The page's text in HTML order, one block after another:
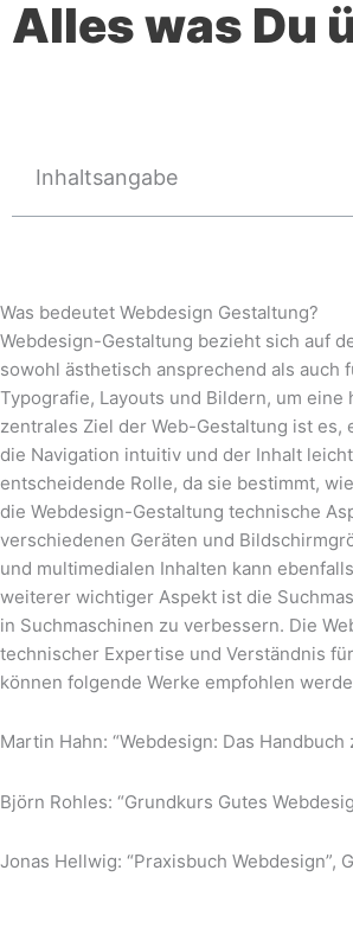
Alles was Du
Inhaltsangabe
Was bedeutet Webdesign Gestaltung?
Webdesign-Gestaltung bezieht sich auf
sowohl ästhetisch ansprechend als auch
Typografie, Layouts und Bildern, um
zentrales Ziel der Web-Gestaltung ist
die Navigation intuitiv und der Inhalt
entscheidende Rolle, da sie bestimmt,
die Webdesign-Gestaltung technische
verschiedenen Geräten und
und multimedialen Inhalten kann
weiterer wichtiger Aspekt ist die
in Suchmaschinen zu verbessern. Die
technischer Expertise und Verständnis
können folgende Werke empfohlen
Martin Hahn: “Webdesign: Das
Björn Rohles: “Grundkurs Gutes
Jonas Hellwig: “Praxisbuch